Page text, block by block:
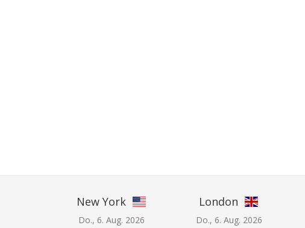
New York
Do., 6. Aug. 2026
London
Do., 6. Aug. 2026